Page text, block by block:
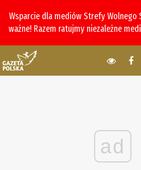
Wsparcie dla mediów Strefy Wolnego
ważne! Razem ratujmy niezależne
ad